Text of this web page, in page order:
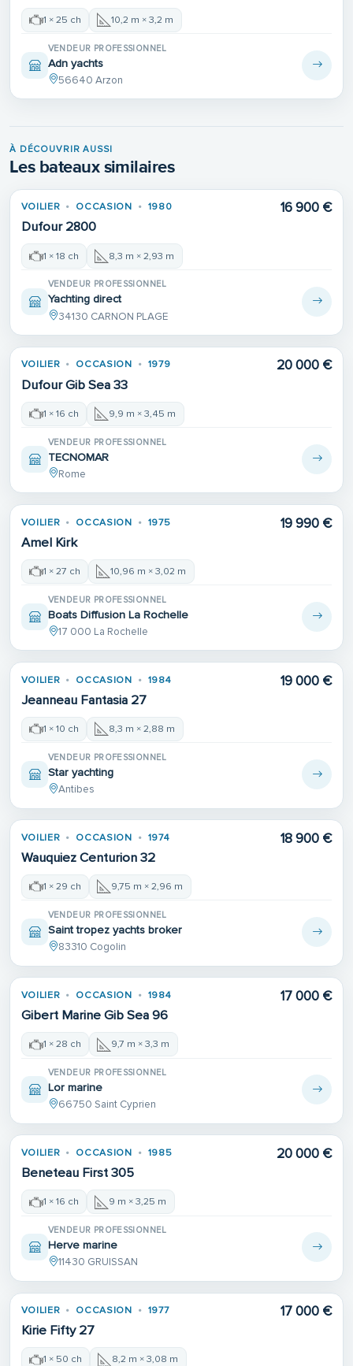
1 × 25 ch 10,2 m × 3,2 m
VENDEUR PROFESSIONNEL
Adn yachts
56640 Arzon
À DÉCOUVRIR AUSSI
Les bateaux similaires
VOILIER OCCASION 1980
Dufour 2800
16 900 €
1 × 18 ch 8,3 m × 2,93 m
VENDEUR PROFESSIONNEL
Yachting direct
34130 CARNON PLAGE
VOILIER OCCASION 1979
Dufour Gib Sea 33
20 000 €
1 × 16 ch 9,9 m × 3,45 m
VENDEUR PROFESSIONNEL
TECNOMAR
Rome
VOILIER OCCASION 1975
Amel Kirk
19 990 €
1 × 27 ch 10,96 m × 3,02 m
VENDEUR PROFESSIONNEL
Boats Diffusion La Rochelle
17 000 La Rochelle
VOILIER OCCASION 1984
Jeanneau Fantasia 27
19 000 €
1 × 10 ch 8,3 m × 2,88 m
VENDEUR PROFESSIONNEL
Star yachting
Antibes
VOILIER OCCASION 1974
Wauquiez Centurion 32
18 900 €
1 × 29 ch 9,75 m × 2,96 m
VENDEUR PROFESSIONNEL
Saint tropez yachts broker
83310 Cogolin
VOILIER OCCASION 1984
Gibert Marine Gib Sea 96
17 000 €
1 × 28 ch 9,7 m × 3,3 m
VENDEUR PROFESSIONNEL
Lor marine
66750 Saint Cyprien
VOILIER OCCASION 1985
Beneteau First 305
20 000 €
1 × 16 ch 9 m × 3,25 m
VENDEUR PROFESSIONNEL
Herve marine
11430 GRUISSAN
VOILIER OCCASION 1977
Kirie Fifty 27
17 000 €
1 × 50 ch 8,2 m × 3,08 m